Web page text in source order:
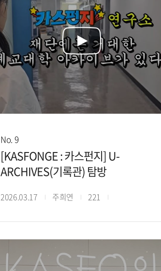
No. 9
[KASFONGE : 카스펀지] U-
ARCHIVES(기록관) 탐방
2026.03.17 주희연 221